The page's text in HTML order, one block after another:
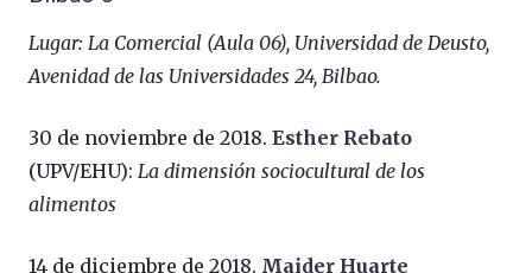
Lugar: La Comercial (Aula 06), Universidad de Deusto,
Avenidad de las Universidades 24, Bilbao.
30 de noviembre de 2018. Esther Rebato
(UPV/EHU): La dimensión sociocultural de los
alimentos
14 de diciembre de 2018. Maider Huarte